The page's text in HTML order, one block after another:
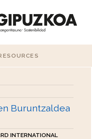
Buruntzaldea
INTERNATIONAL